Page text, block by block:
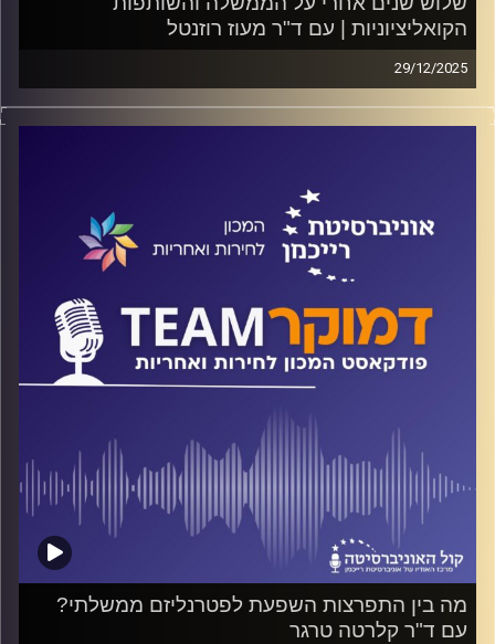
הקואליציוניות | עם ד"ר מעוז רוזנטל
29/12/2025
פודקאסט המכון לחירות ואחריות באוניברסיטת רייכמן
קומבינות" ועל פוליטיקה של זהויות ושסעים חברתיים. על כל
אלה ועוד משוחח ד"ר חיים וייצמן עם ד"ר מעוז רוזנטל.
המכון לחירות ואחריות
מה בין התפרצות השפעת לפטרנליזם ממשלתי?
עם ד"ר קלרטה טרגר